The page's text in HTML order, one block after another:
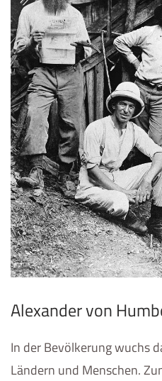
Alexander von
In der Bevölkerung wuchs
Ländern und Menschen.